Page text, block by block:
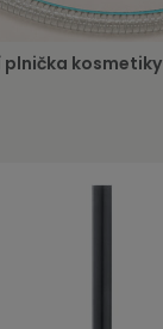
kosmetiky